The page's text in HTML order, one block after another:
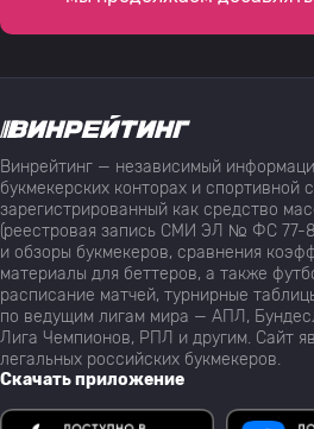
Винрейтинг — независимый
букмекерских конторах и спортивной
зарегистрированный как средство
(реестровая запись СМИ ЭЛ № ФС 77-
и обзоры букмекеров, сравнения
материалы для беттеров, а также
расписание матчей, турнирные
по ведущим лигам мира — АПЛ,
Лига Чемпионов, РПЛ и другим. Сайт
легальных российских букмекеров.
Скачать приложение